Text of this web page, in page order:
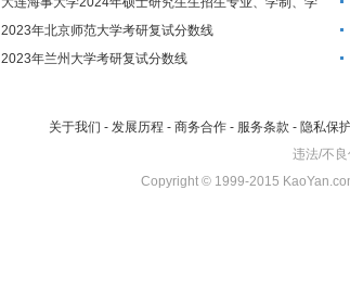
费标准及拟招生人数
2023年北京师范大学考研复试分数线
2023年兰州大学考研复试分数线
关于我们 - 发展历程 - 商务合作 - 服务条款 - 隐私保
违法/不
Copyright © 1999-2015